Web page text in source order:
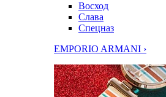
Восход
Слава
Спецназ
EMPORIO ARMANI ›